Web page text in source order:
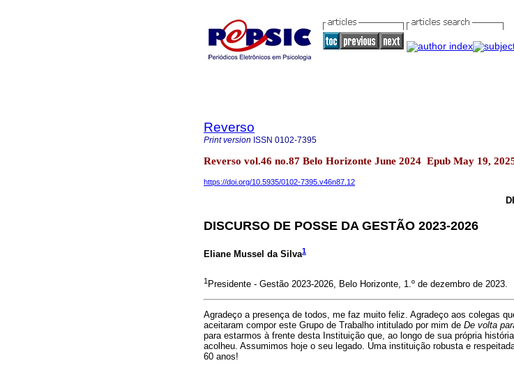
Reverso
Print version ISSN 0102-7395
Reverso vol.46 no.87 Belo Horizonte June 2024 Epub May 19,
https://doi.org/10.5935/0102-7395.v46n87.12
DISCURSO DE POSSE DA GESTÃO 2023-2026
Eliane Mussel da Silva1
1 Presidente - Gestão 2023-2026, Belo Horizonte, 1.º de dezembro de 2023.
Agradeço a presença de todos, me faz muito feliz. Agradeço aos colegas
aceitaram compor este Grupo de Trabalho intitulado por mim de De volta
para estarmos à frente desta Instituição que, ao longo de sua própria
acolheu. Assumimos hoje o seu legado. Uma instituição robusta e
60 anos!